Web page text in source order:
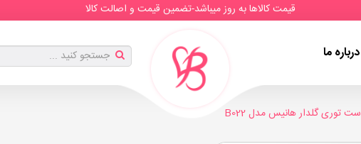
قیمت کالاها به روز میباشد-تضمین قیمت و اصالت کالا
درباره ما
ست توری گلدار هانیس مدل B022